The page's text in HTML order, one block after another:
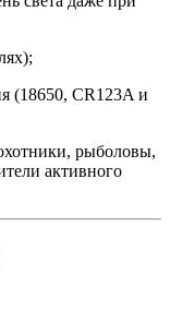
(18650, CR123A и
рыболовы,
активного